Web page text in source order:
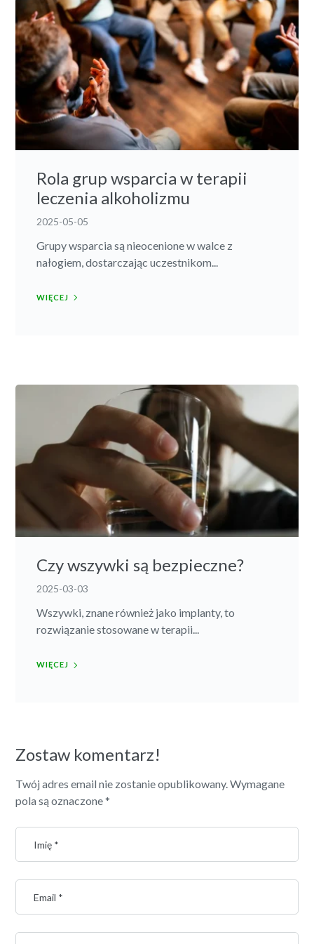
Rola grup wsparcia w terapii
leczenia alkoholizmu
2025-05-05
Grupy wsparcia są nieocenione w walce z
nałogiem, dostarczając uczestnikom...
WIĘCEJ
Czy wszywki są bezpieczne?
2025-03-03
Wszywki, znane również jako implanty, to
rozwiązanie stosowane w terapii...
WIĘCEJ
Zostaw komentarz!
Twój adres email nie zostanie opublikowany.Wymagane
pola są oznaczone*